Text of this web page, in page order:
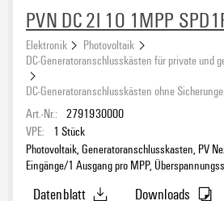
PVN DC 2I 1O 1MPP
Elektronik
Photovoltaik
DC-Generatoranschlusskästen für private und
DC-Generatoranschlusskästen ohne
Art.-Nr.: 2791930000
VPE:
1 Stück
Photovoltaik, Generatoranschlusskasten, PV
Eingänge/1 Ausgang pro MPP,
Datenblatt
Downloads